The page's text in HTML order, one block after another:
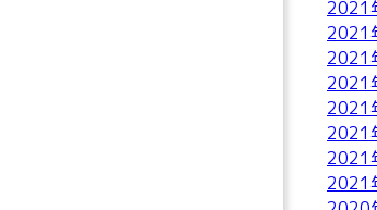
2021
2021
2021
2021
2021
2021
2021
2021